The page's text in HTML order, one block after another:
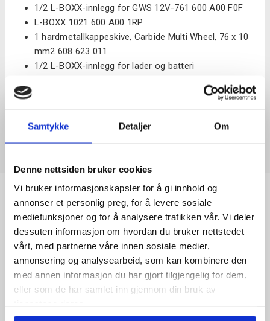
Samtykke Detaljer Om
Denne nettsiden bruker cookies
Vi bruker informasjonskapsler for å gi innhold og
annonser et personlig preg, for å levere sosiale
mediefunksjoner og for å analysere trafikken vår. Vi deler
dessuten informasjon om hvordan du bruker nettstedet
vårt, med partnerne våre innen sosiale medier,
annonsering og analysearbeid, som kan kombinere den
med annen informasjon du har gjort tilgjengelig for dem,
eller som de har samlet inn gjennom din bruk av
1/2 L-BOXX-innlegg for GWS 12V-761 600 A00 F0F
L-BOXX 1021 600 A00 1RP
1 hardmetallkappeskive, Carbide Multi Wheel, 76 x 10
mm2 608 623 011
1/2 L-BOXX-innlegg for lader og batteri
fås separat som sett med 5: 2 608 601 520